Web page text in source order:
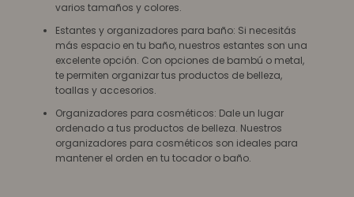
varios tamaños y colores.
Estantes y organizadores para baño: Si necesitás
más espacio en tu baño, nuestros estantes son una
excelente opción. Con opciones de bambú o metal,
te permiten organizar tus productos de belleza,
toallas y accesorios.
Organizadores para cosméticos: Dale un lugar
ordenado a tus productos de belleza. Nuestros
organizadores para cosméticos son ideales para
mantener el orden en tu tocador o baño.